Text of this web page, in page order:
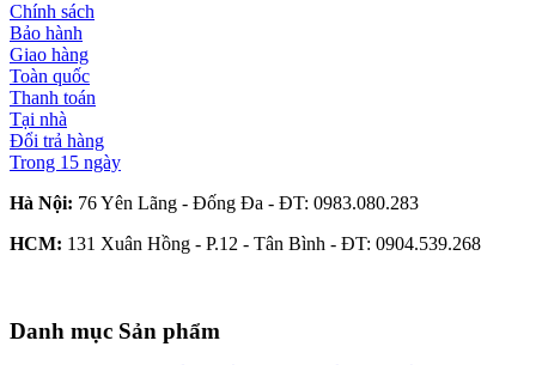
Chính sách
Bảo hành
Giao hàng
Toàn quốc
Thanh toán
Tại nhà
Đổi trả hàng
Trong 15 ngày
Hà Nội: 76 Yên Lãng - Đống Đa - ĐT: 0983.080.283
HCM: 131 Xuân Hồng - P.12 - Tân Bình - ĐT: 0904.539.268
Danh mục Sản phẩm